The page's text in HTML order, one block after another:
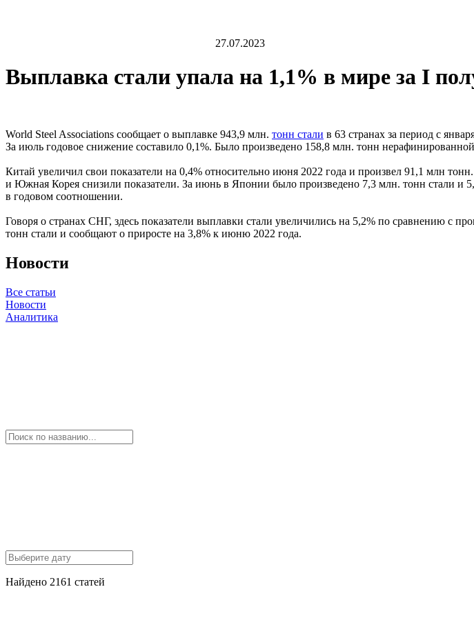
27.07.2023
Выплавка стали упала на 1,1% в мире за I
World Steel Associations сообщает о выплавке 943,9 млн. тонн стали в 63 странах за период с
За июль годовое снижение составило 0,1%. Было произведено 158,8 млн. тонн
Китай увеличил свои показатели на 0,4% относительно июня 2022 года и произвел 91,1 млн
и Южная Корея снизили показатели. За июнь в Японии было произведено 7,3 млн. тонн стали
в годовом соотношении.
Говоря о странах СНГ, здесь показатели выплавки стали увеличились на 5,2% по сравнению
тонн стали и сообщают о приросте на 3,8% к июню 2022 года.
Новости
Все статьи
Новости
Аналитика
Найдено 2161 статей